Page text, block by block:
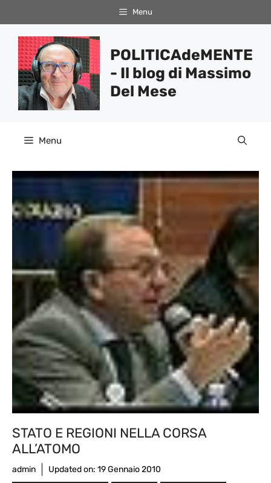
al
contenuto
Menu
POLITICAdeMENTE
- Il blog di Massimo
Del Mese
Menu
STATO E REGIONI NELLA CORSA
ALL’ATOMO
admin Updated on: 19 Gennaio 2010